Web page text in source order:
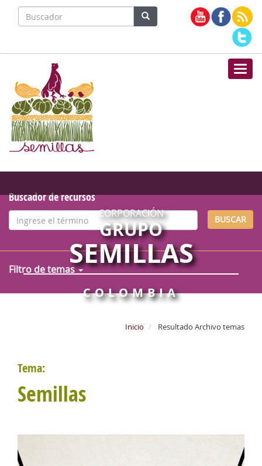
CORPORACIÓN
GRUPO
SEMILLAS
COLOMBIA
Buscador de recursos
BUSCAR
Filtro de temas
Inicio Resultado Archivo temas
Tema:
Semillas